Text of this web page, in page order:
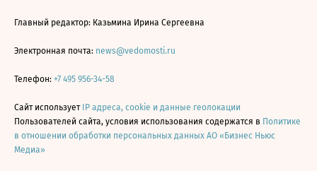
Главный редактор: Казьмина Ирина Сергеевна
Электронная почта: news@vedomosti.ru
Телефон: +7 495 956-34-58
Сайт использует IP адреса, cookie и данные геолокации
Пользователей сайта, условия использования содержатся в Политике
в отношении обработки персональных данных АО «Бизнес Ньюс
Медиа»